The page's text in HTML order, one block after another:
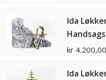
Ida
kr 4.200,00
Ida